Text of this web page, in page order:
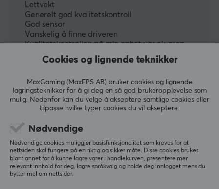
26000 dpi
Maks. akselerasjon
50 G
Rullehjul
Farge
Hvit
MCU
32 bit ARM
FORBINDELSE
Forbindelse
Lettvekt
Generelt god kvalitetskontroll
God sensor
Vanskelig å finne driveren
Kvalitetskontrollen på min enhet var ok, men
venstre knapp var kanskje litt.. knirkete? (men
fungerte ok)
Ikke egnet for små hender
Vis originalen
Pulsar Xlite Medium Wired Spillmus - Hvit
Cookies og lignende teknikker
MaxGaming (MaxFPS AB) bruker cookies og lignende
lagringsteknikker for å gi deg en så god brukeropplevelse som
mulig. Nedenfor kan du velge å akseptere samtlige cookies eller
tilpasse hvilke typer cookies du vil akseptere.
Nødvendige
Nødvendige cookies muliggjør basisfunksjonalitet som kreves for at
nettsiden skal fungere på en riktig og sikker måte. Disse cookies brukes
blant annet for å kunne lagre varer i handlekurven, presentere mer
relevant innhold for deg, lagre språkvalg og holde deg innlogget mens du
bytter mellom nettsider.